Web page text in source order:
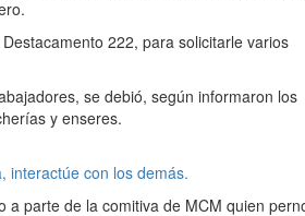
222, para solicitarle varios
se debió, según informaron los
y enseres.
interactúe con los demás.
parte de la comitiva de MCM quien